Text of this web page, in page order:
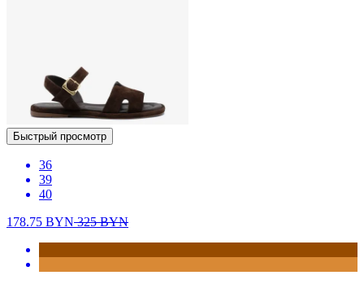
Быстрый просмотр
36
39
40
178.75 BYN325BYN